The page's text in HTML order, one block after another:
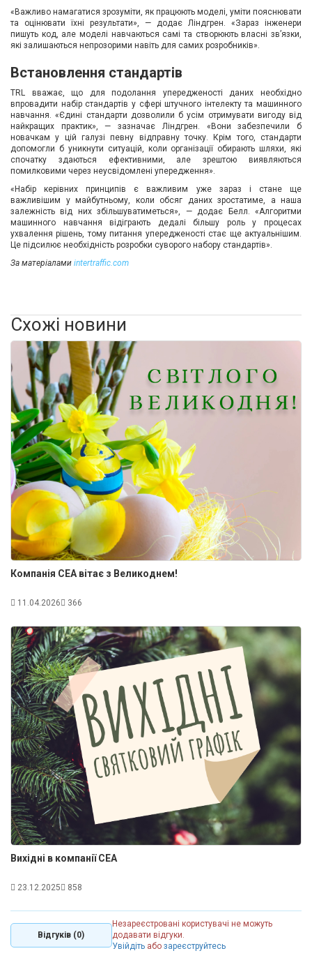
«Важливо намагатися зрозуміти, як працюють моделі, уміти пояснювати
та оцінювати їхні результати», — додає Ліндгрен. «Зараз інженери
пишуть код, але моделі навчаються самі та створюють власні зв’язки,
які залишаються непрозорими навіть для самих розробників».
Встановлення стандартів
TRL вважає, що для подолання упередженості даних необхідно
впровадити набір стандартів у сфері штучного інтелекту та машинного
навчання. «Єдині стандарти дозволили б усім отримувати вигоду від
найкращих практик», — зазначає Ліндгрен. «Вони забезпечили б
новачкам у цій галузі певну відправну точку. Крім того, стандарти
допомогли б уникнути ситуацій, коли організації обирають шляхи, які
спочатку здаються ефективними, але зрештою виявляються
помилковими через неусвідомлені упередження».
«Набір керівних принципів є важливим уже зараз і стане ще
важливішим у майбутньому, коли обсяг даних зростатиме, а наша
залежність від них збільшуватиметься», — додає Белл. «Алгоритми
машинного навчання відіграють дедалі більшу роль у процесах
ухвалення рішень, тому питання упередженості стає ще актуальнішим.
Це підсилює необхідність розробки суворого набору стандартів».
За матеріалами intertraffic.com
Схожі новини
Компанія СЕА вітає з Великоднем!
11.04.2026 366
Вихідні в компанії СЕА
23.12.2025 858
Відгуків (0)
Незареєстровані користувачі не можуть
додавати відгуки.
Увійдітьабо зареєструйтесь